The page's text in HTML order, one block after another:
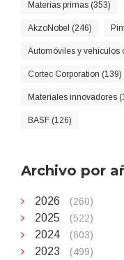
Materias primas (353)
AkzoNobel (246)
Automóviles y vehículos
Cortec Corporation (139)
Materiales innovadores
BASF (126)
Archivo por
2026 (260)
2025 (522)
2024 (603)
2023 (499)